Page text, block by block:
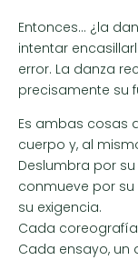
Entonces… ¿la
intentar
error. La danza
precisamente su
Es ambas cosas
cuerpo y, al
Deslumbra por
conmueve por
su exigencia.
Cada
Cada ensayo, un